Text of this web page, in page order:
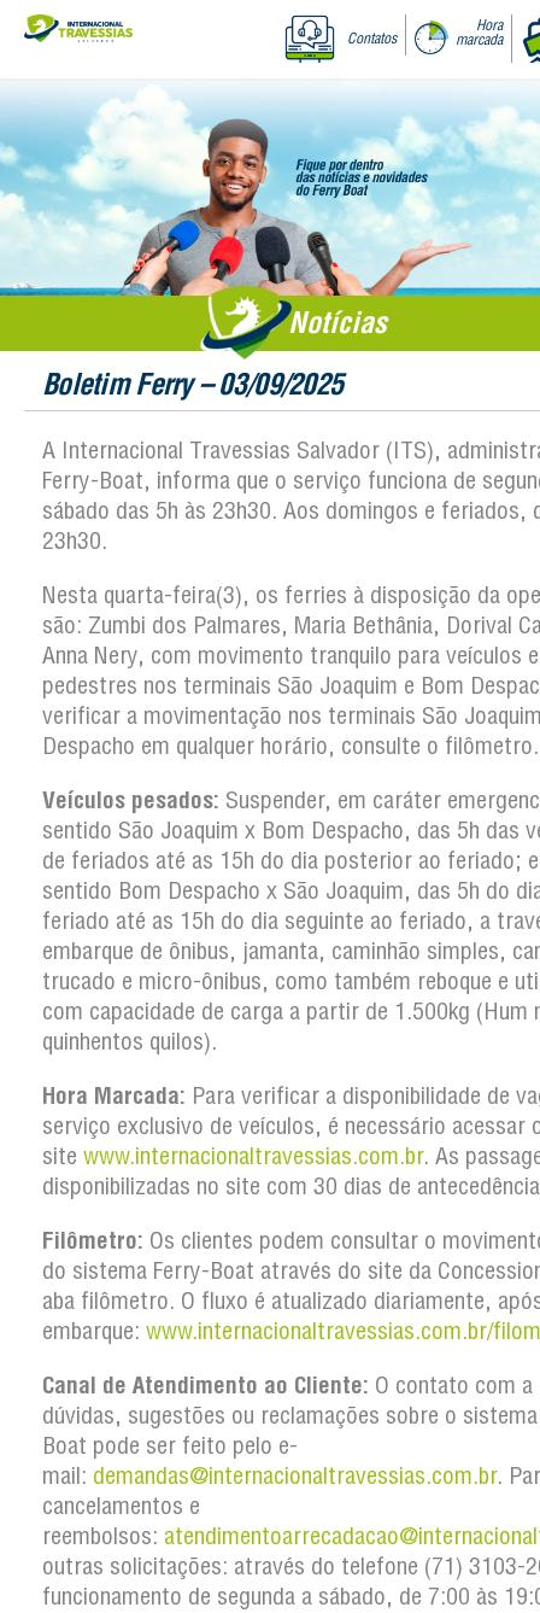
Contatos
Hora
marcada
Notícias
Boletim Ferry – 03/09/2025
A Internacional Travessias Salvador (ITS),
Ferry-Boat, informa que o serviço funciona de
sábado das 5h às 23h30. Aos domingos e feriados,
23h30.
Nesta quarta-feira(3), os ferries à disposição da
são: Zumbi dos Palmares, Maria Bethânia, Dorival
Anna Nery, com movimento tranquilo para veículos e
pedestres nos terminais São Joaquim e Bom
verificar a movimentação nos terminais São
Despacho em qualquer horário, consulte o filômetro.
Veículos pesados: Suspender, em caráter
sentido São Joaquim x Bom Despacho, das 5h das
de feriados até as 15h do dia posterior ao feriado;
sentido Bom Despacho x São Joaquim, das 5h do
feriado até as 15h do dia seguinte ao feriado, a
embarque de ônibus, jamanta, caminhão simples,
trucado e micro-ônibus, como também reboque e
com capacidade de carga a partir de 1.500kg (Hum
quinhentos quilos).
Hora Marcada: Para verificar a disponibilidade de
serviço exclusivo de veículos, é necessário acessar
site www.internacionaltravessias.com.br. As
disponibilizadas no site com 30 dias de
Filômetro: Os clientes podem consultar o
do sistema Ferry-Boat através do site da
aba filômetro. O fluxo é atualizado diariamente,
embarque: www.internacionaltravessias.com.br/
Canal de Atendimento ao Cliente: O contato com a
dúvidas, sugestões ou reclamações sobre o
Boat pode ser feito pelo e-
mail: demandas@internacionaltravessias.com.br.
cancelamentos e
reembolsos:
outras solicitações: através do telefone (71) 3103-
funcionamento de segunda a sábado, de 7:00 às